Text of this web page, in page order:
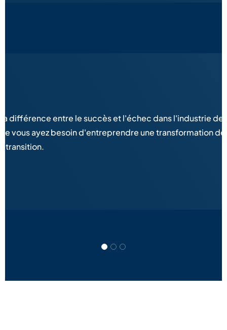
différence entre le succès et l'échec dans l'industrie
vous ayez besoin d'entreprendre une transformation
transition.